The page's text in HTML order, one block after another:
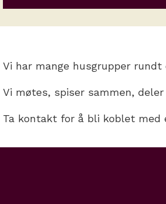
Vi har mange husgrupper rundt
Vi møtes, spiser sammen,
Ta kontakt for å bli koblet med